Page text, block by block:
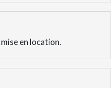
en location.